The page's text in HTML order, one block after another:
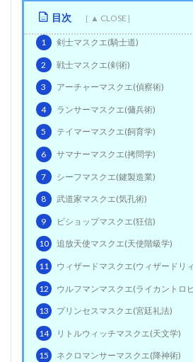
目次
1 剣士マスクエ(騎士道)
2 戦士マスクエ(剣術)
3 アーチャーマスクエ(偵察術)
4 ランサーマスクエ(傭兵術)
5 テイマーマスクエ(飼育学)
6 サマナーマスクエ(拷問学)
7 シーフマスクエ(鍵製造業)
8 武道家マスクエ(気孔術)
9 ビショップマスクエ(狂信)
10 追放天使マスクエ(天使階級学)
11 ウィザードマスクエ(ウィザードリ
12 ウルフマンマスクエ(ライカントロ
13 プリンセスマスクエ(宮廷礼法)
14 リトルウィッチマスクエ(天文学)
15 ネクロマンサーマスクエ(降神術)